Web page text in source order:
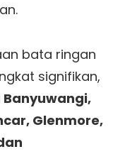
bata ringan
signifikan,
Banyuwangi,
Glenmore,